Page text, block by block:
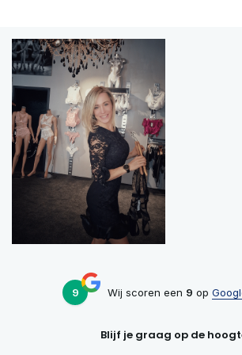
9 Wij scoren een 9 op
Blijf je graag op de